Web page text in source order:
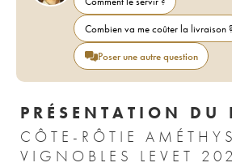
Combien va me coûter la livraison ?
Poser une autre question
PRÉSENTATION DU
CÔTE-RÔTIE
VIGNOBLES